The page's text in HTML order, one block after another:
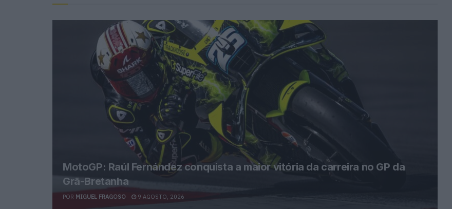
MotoGP: Raúl Fernández conquista a maior vitória da carreira no GP da
Grã-Bretanha
POR MIGUEL FRAGOSO 9 AGOSTO, 2026